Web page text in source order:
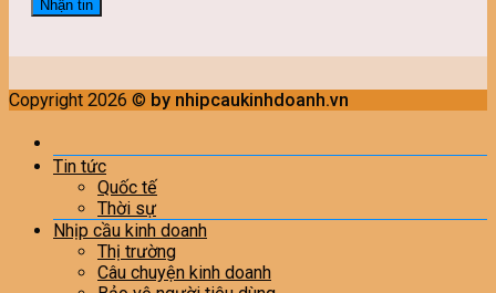
Copyright 2026 © by nhipcaukinhdoanh.vn
Tin tức
Quốc tế
Thời sự
Nhịp cầu kinh doanh
Thị trường
Câu chuyện kinh doanh